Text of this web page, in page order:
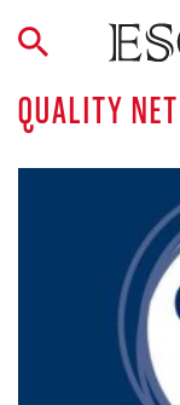
QUALITY NET